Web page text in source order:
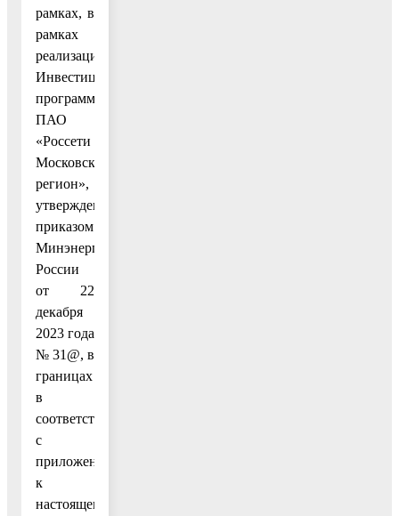
рамках, в
рамках
реализации
Инвестиционной
программы
ПАО
«Россети
Московский
регион»,
утвержденной
приказом
Минэнерго
России
от 22
декабря
2023 года
№ 31@, в
границах
в
соответствии
с
приложением
к
настоящему